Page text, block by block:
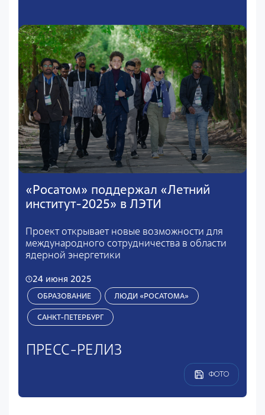
«Росатом» поддержал «Летний
институт-2025» в ЛЭТИ
Проект открывает новые возможности для
международного сотрудничества в области
ядерной энергетики
24 июня 2025
ОБРАЗОВАНИЕ ЛЮДИ «РОСАТОМА»
САНКТ-ПЕТЕРБУРГ
ПРЕСС-РЕЛИЗ
ФОТО